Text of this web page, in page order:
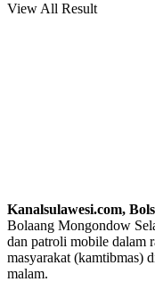
View All Result
Kanalsulawesi.com,
Bolaang Mongondow
dan patroli mobile dalam
masyarakat (kamtibmas)
malam.